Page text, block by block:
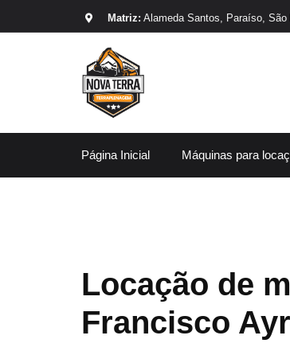
Matriz: Alameda Santos, Paraíso, São
Página Inicial Máquinas para
Locação de
Francisco